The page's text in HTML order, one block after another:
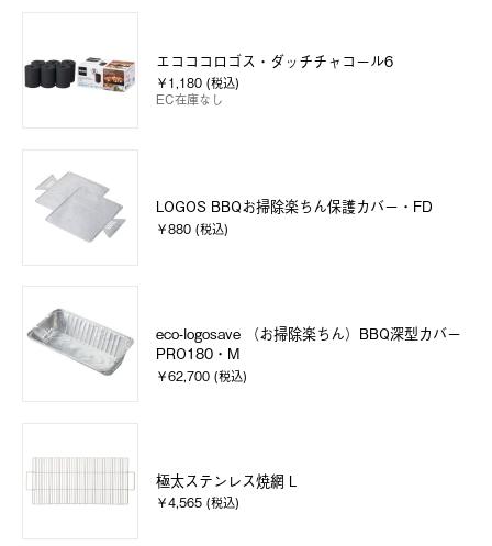
エコココロゴス・ダッチチャコール6
￥1,180 (税込)
EC在庫なし
LOGOS BBQお掃除楽ちん保護カバー・FD
￥880 (税込)
eco-logosave （お掃除楽ちん）BBQ深型カバー
PRO180・M
￥62,700 (税込)
極太ステンレス焼網 L
￥4,565 (税込)